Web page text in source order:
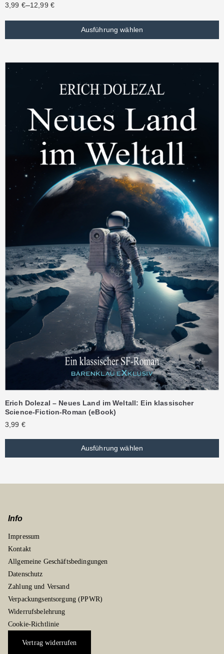
3,99 €–12,99 €
Ausführung wählen
Erich Dolezal – Neues Land im Weltall: Ein klassischer
Science-Fiction-Roman (eBook)
3,99 €
Ausführung wählen
Info
Impressum
Kontakt
Allgemeine Geschäftsbedingungen
Datenschutz
Zahlung und Versand
Verpackungsentsorgung (PPWR)
Widerrufsbelehrung
Cookie-Richtlinie
Vertrag widerrufen